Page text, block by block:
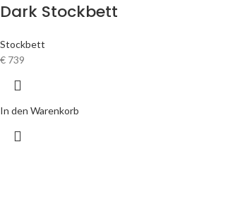
Dark Stockbett
Stockbett
€ 739
In den Warenkorb